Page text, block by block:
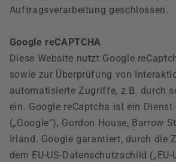
Auftragsverarbeitung geschlossen.
Google reCAPTCHA
Diese Website nutzt Google
sowie zur Überprüfung von
automatisierte Zugriffe, z.B. durch
ein. Google reCaptcha ist ein Dienst
(„Google“), Gordon House, Barrow
Irland. Google garantiert, durch die
dem EU-US-Datenschutzschild („EU-